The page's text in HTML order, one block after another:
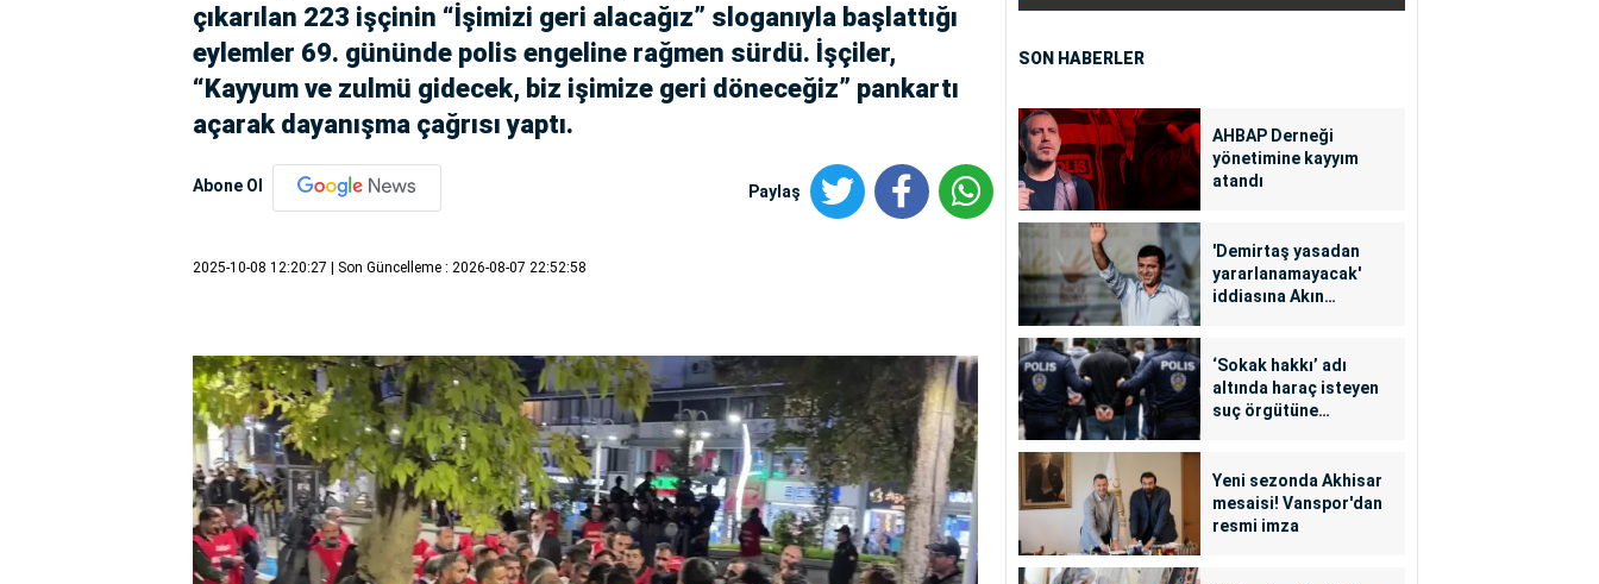
çıkarılan 223 işçinin “İşimizi geri alacağız” sloganıyla başlattığı
eylemler 69. gününde polis engeline rağmen sürdü. İşçiler,
“Kayyum ve zulmü gidecek, biz işimize geri döneceğiz” pankartı
açarak dayanışma çağrısı yaptı.
Abone Ol Paylaş
2025-10-08 12:20:27 | Son Güncelleme : 2026-08-07 22:52:58
SON HABERLER
AHBAP Derneği
yönetimine kayyım
atandı
'Demirtaş yasadan
yararlanamayacak'
iddiasına Akın
‘Sokak hakkı’ adı
altında haraç isteyen
suç örgütüne
Yeni sezonda Akhisar
mesaisi! Vanspor'dan
resmi imza